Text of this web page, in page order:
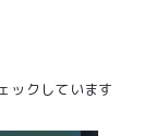
ックしています